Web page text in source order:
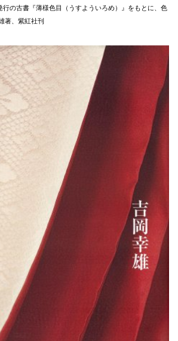
行の古書『薄様色目（うすよういろめ）』をもとに、色
著、紫紅社刊